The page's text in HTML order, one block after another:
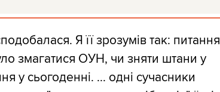
Я її зрозумів так: питання
змагатися ОУН, чи зняти штани у
у сьогоденні. ... одні сучасники